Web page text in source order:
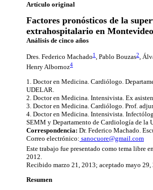
Artículo original
Factores pronósticos de la
extrahospitalario en
Análisis de cinco años
Dres. Federico Machado1, Pablo Bouzas2,
Henry Albornoz4
1. Doctor en Medicina. Cardiólogo.
UDELAR.
2. Doctor en Medicina. Intensivista. Ex
3. Doctor en Medicina. Cardiólogo. Prof.
4. Doctor en Medicina. Intensivista.
SEMM y Departamento de Cardiología de la
Correspondencia: Dr. Federico Machado.
Correo electrónico: sanocuore@gmail.com
Este trabajo fue presentado como tema libre
2012.
Recibido marzo 21, 2013; aceptado mayo 29,
Resumen